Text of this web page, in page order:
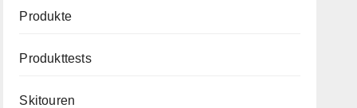
Produkte
Produkttests
Skitouren